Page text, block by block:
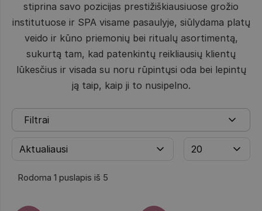
stiprina savo pozicijas prestižiškiausiuose grožio
institutuose ir SPA visame pasaulyje, siūlydama platų
veido ir kūno priemonių bei ritualų asortimentą,
sukurtą tam, kad patenkintų reikliausių klientų
lūkesčius ir visada su noru rūpintųsi oda bei lepintų
ją taip, kaip ji to nusipelno.
Rodoma 1 puslapis iš 5
Filtrai